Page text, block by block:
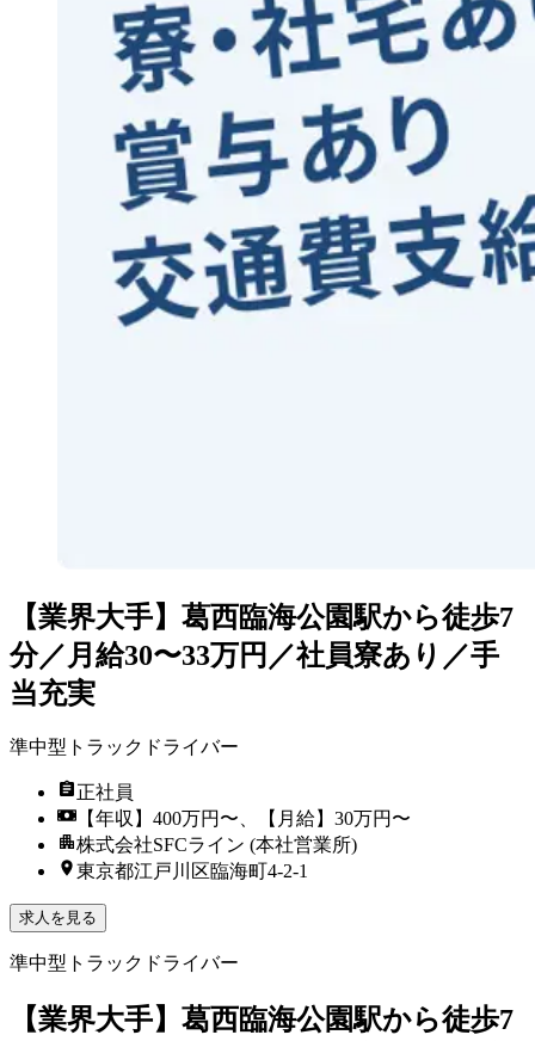
【業界大手】葛西臨海公園駅から徒歩7
分／月給30〜33万円／社員寮あり／手
当充実
準中型トラックドライバー
正社員
【年収】400万円〜、【月給】30万円〜
株式会社SFCライン (本社営業所)
東京都江戸川区臨海町4-2-1
求人を見る
準中型トラックドライバー
【業界大手】葛西臨海公園駅から徒歩7